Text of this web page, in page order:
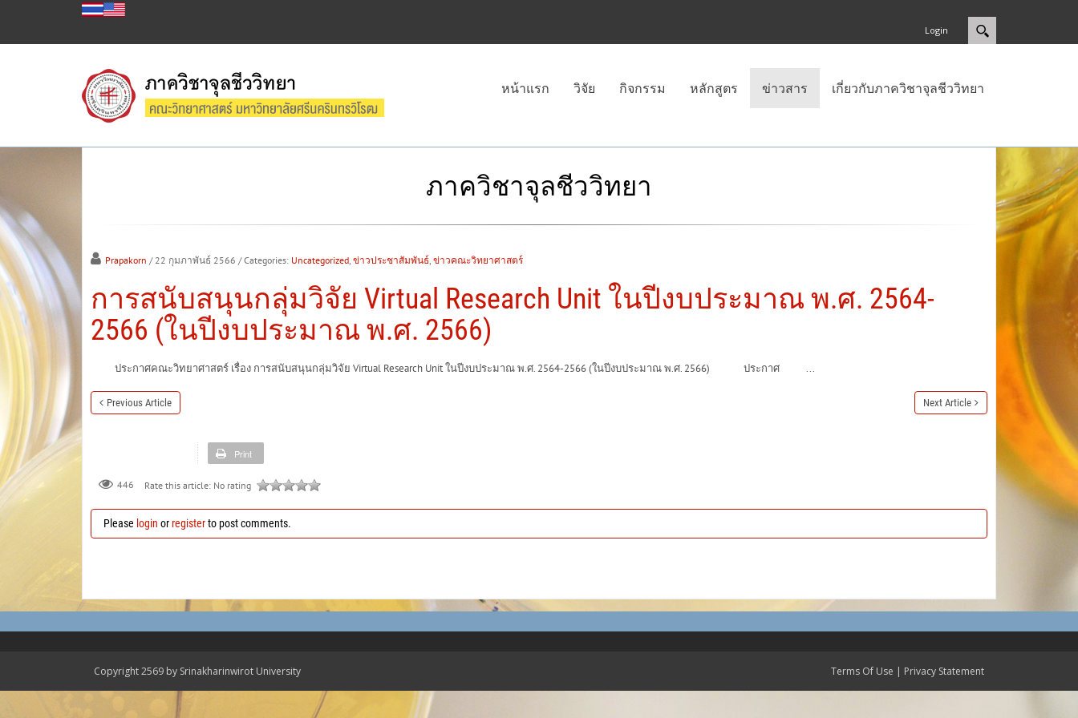
Login
หน้าแรก วิจัย กิจกรรม หลักสูตร ข่าวสาร เกี่ยวกับภาควิชาจุลชีววิทยา
ภาควิชาจุลชีววิทยา
Prapakorn / 22 กุมภาพันธ์ 2566 / Categories: Uncategorized ข่าวประชาสัมพันธ์ ข่าวคณะวิทยาศาสตร์
การสนับสนุนกลุ่มวิจัย Virtual Research Unit ในปีงบประมาณ พ.ศ. 2564-
2566 (ในปีงบประมาณ พ.ศ. 2566)
ประกาศคณะวิทยาศาสตร์ เรื่อง การสนับสนุนกลุ่มวิจัย Virtual Research Unit ในปีงบประมาณ พ.ศ. 2564-2566 (ในปีงบประมาณ พ.ศ. 2566) ประกาศ ...
Previous Article Next Article
Print
446 Rate this article: No rating
Please login orregisterto post comments.
Copyright 2569 by Srinakharinwirot University Terms Of Use | Privacy Statement